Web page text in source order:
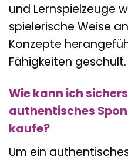
und Lernspielzeuge
spielerische Weise
Konzepte
Fähigkeiten geschult.
Wie kann ich
authentisches
kaufe?
Um ein